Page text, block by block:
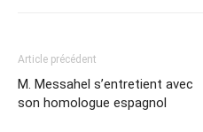
Article précédent
M. Messahel s’entretient avec
son homologue espagnol